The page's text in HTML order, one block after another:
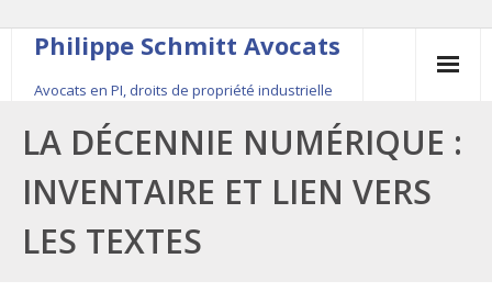
Philippe Schmitt Avocats
Avocats en PI, droits de propriété industrielle
45, rue Saint-Anne, 75001 Paris, +33 (0)1 84 16
35 54
Contact
Le fondateur
LA DÉCENNIE NUMÉRIQUE :
INVENTAIRE ET LIEN VERS
LES TEXTES